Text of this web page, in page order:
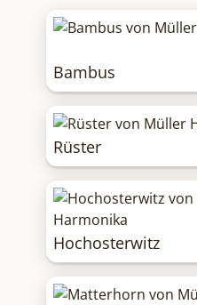
Bambus
Rüster
Hochosterwitz